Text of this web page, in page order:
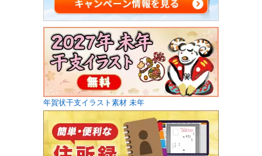
年賀状干支イラスト素材 未年